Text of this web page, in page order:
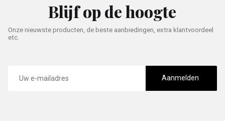
Blijf op de hoogte
Onze nieuwste producten, de beste aanbiedingen, extra klantvoordeel
etc.
mailadres
Aanmelden